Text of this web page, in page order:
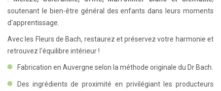
soutenant le bien-être général des enfants dans leurs moments
d'apprentissage.
Avec les Fleurs de Bach, restaurez et préservez votre harmonie et
retrouvez l'équilibre intérieur !
Fabrication en Auvergne selon la méthode originale du Dr Bach.
Des ingrédients de proximité en privilégiant les producteurs